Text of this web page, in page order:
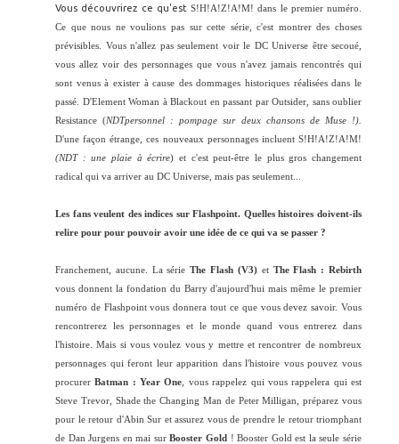
Vous découvrirez ce qu'est S!H!A!Z!A!M! dans le premier numéro.
Ce que nous ne voulions pas sur cette série, c'est montrer des choses
prévisibles. Vous n'allez pas seulement voir le DC Universe être secoué,
vous allez voir des personnages que vous n'avez jamais rencontrés qui
sont venus à exister à cause des dommages historiques réalisées dans le
passé. D'Element Woman à Blackout en passant par Outsider, sans oublier
Resistance (NDTpersonnel : pompage sur deux chansons de Muse !).
D'une façon étrange, ces nouveaux personnages incluent S!H!A!Z!A!M!
(NDT : une plaie à écrire) et c'est peut-être le plus gros changement
radical qui va arriver au DC Universe, mais pas seulement...
Les fans veulent des indices sur Flashpoint. Quelles histoires doivent-ils
relire pour pour pouvoir avoir une idée de ce qui va se passer ?
Franchement, aucune. La sérieThe Flash (V3)et The Flash : Rebirth
vous donnent la fondation du Barry d'aujourd'hui mais même le premier
numéro de Flashpoint vous donnera tout ce que vous devez savoir. Vous
rencontrerez les personnages et le monde quand vous entrerez dans
l'histoire. Mais si vous voulez vous y mettre et rencontrer de nombreux
personnages qui feront leur apparition dans l'histoire vous pouvez vous
procurer Batman : Year One , vous rappelez qui vous rappelera qui est
Steve Trevor, Shade the Changing Man de Peter Milligan, préparez vous
pour le retour d'Abin Sur et assurez vous de prendre le retour triomphant
de Dan Jurgens en mai surBooster Gold ! Booster Gold est la seule série